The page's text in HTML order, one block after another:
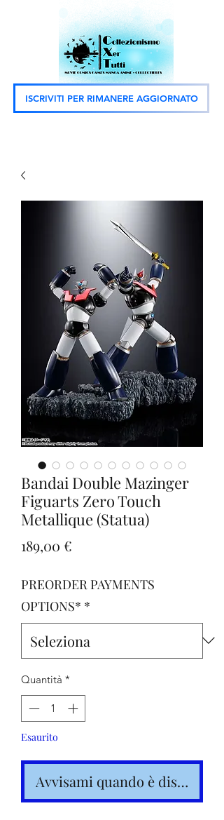
ISCRIVITI PER RIMANERE AGGIORNATO
Bandai Double Mazinger
Figuarts Zero Touch
Metallique (Statua)
189,00 €
PREORDER PAYMENTS
OPTIONS* *
Quantità *
Esaurito
Avvisami quando è disponibile